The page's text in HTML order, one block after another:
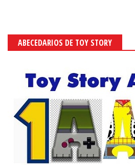
ABECEDARIOS DE TOY STORY